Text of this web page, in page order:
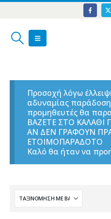
Προσοχή λόγω
αδυναμίας
προμηθευτές θα
ΒΑΖΕΤΕ ΣΤΟ ΚΑΛΑΘΙ
ΑΝ ΔΕΝ ΓΡΑΦΟΥΝ
ΕΤΟΙΜΟΠΑΡΑΔΟΤΟ
Καλό θα ήταν να